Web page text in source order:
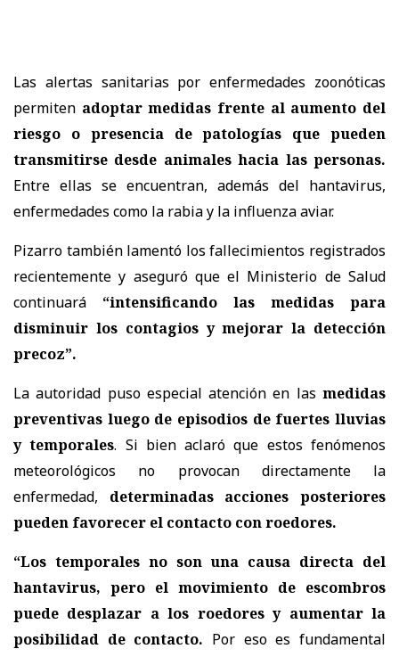
Las alertas sanitarias por enfermedades zoonóticas
permiten adoptar medidas frente al aumento del
riesgo o presencia de patologías que pueden
transmitirse desde animales hacia las personas.
Entre ellas se encuentran, además del hantavirus,
enfermedades como la rabia y la influenza aviar.
Pizarro también lamentó los fallecimientos registrados
recientemente y aseguró que el Ministerio de Salud
continuará “intensificando las medidas para
disminuir los contagios y mejorar la detección
precoz”.
La autoridad puso especial atención en las medidas
preventivas luego de episodios de fuertes lluvias
y temporales. Si bien aclaró que estos fenómenos
meteorológicos no provocan directamente la
enfermedad, determinadas acciones posteriores
pueden favorecer el contacto con roedores.
“Los temporales no son una causa directa del
hantavirus, pero el movimiento de escombros
puede desplazar a los roedores y aumentar la
posibilidad de contacto. Por eso es fundamental